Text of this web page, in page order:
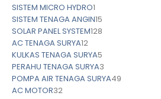
SISTEM MICRO HYDRO1
SISTEM TENAGA ANGIN15
SOLAR PANEL SYSTEM128
AC TENAGA SURYA12
KULKAS TENAGA SURYA5
PERAHU TENAGA SURYA3
POMPA AIR TENAGA SURYA49
AC MOTOR32